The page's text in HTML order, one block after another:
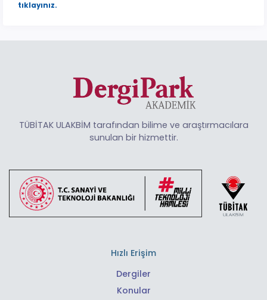
tıklayınız.
TÜBİTAK ULAKBİM tarafından bilime ve araştırmacılara
sunulan bir hizmettir.
Hızlı Erişim
Dergiler
Konular